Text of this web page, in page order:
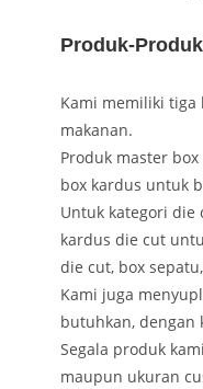
Produk-
Kami memiliki tiga
makanan.
Produk master
box kardus untuk
Untuk kategori die
kardus die cut
die cut, box
Kami juga
butuhkan, dengan
Segala produk
maupun ukuran